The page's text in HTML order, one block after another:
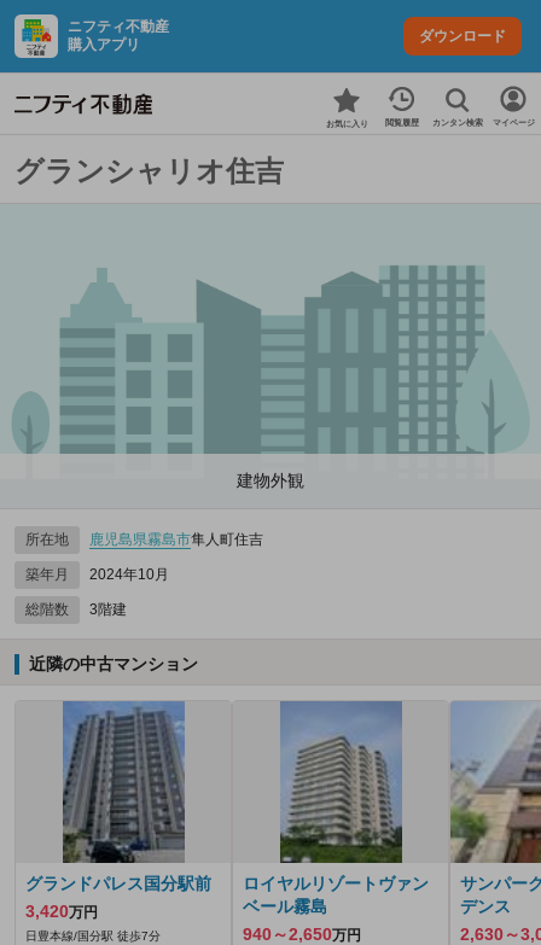
ニフティ不動産
購入アプリ
ダウンロード
お気に入り 閲覧履歴 カンタン検索 マイページ
グランシャリオ住吉
建物外観
所在地 鹿児島県霧島市隼人町住吉
築年月 2024年10月
総階数 3階建
近隣の中古マンション
グランドパレス国分駅前
3,420万円
日豊本線/国分駅 徒歩7分
ロイヤルリゾートヴァン
ベール霧島
940～2,650万円
サンパー
デンス
2,630～